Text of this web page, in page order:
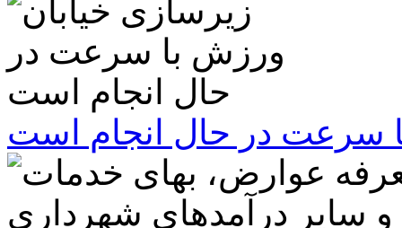
سرعت در حال انجام است